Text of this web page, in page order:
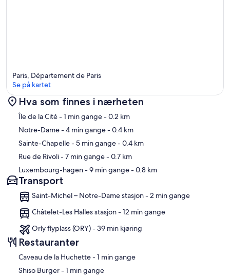
Kart
Paris, Département de Paris
Se på kartet
Hva som finnes i nærheten
Île de la Cité- 1 min gange- 0.2 km
Notre-Dame- 4 min gange- 0.4 km
Sainte-Chapelle- 5 min gange- 0.4 km
Rue de Rivoli- 7 min gange- 0.7 km
Luxembourg-hagen- 9 min gange- 0.8 km
Transport
Saint-Michel – Notre-Dame stasjon - 2 min gange
Châtelet-Les Halles stasjon - 12 min gange
Orly flyplass (ORY) - 39 min kjøring
Restauranter
‪Caveau de la Huchette - ‬1 min gange
‪Shiso Burger - ‬1 min gange